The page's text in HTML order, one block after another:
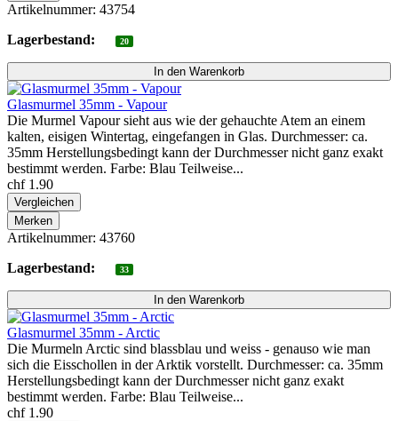
Artikelnummer: 43754
Lagerbestand:
20
Glasmurmel 35mm - Vapour
Die Murmel Vapour sieht aus wie der gehauchte Atem an einem
kalten, eisigen Wintertag, eingefangen in Glas. Durchmesser: ca.
35mm Herstellungsbedingt kann der Durchmesser nicht ganz exakt
bestimmt werden. Farbe: Blau Teilweise...
chf 1.90
Vergleichen
Merken
Artikelnummer: 43760
Lagerbestand:
33
Glasmurmel 35mm - Arctic
Die Murmeln Arctic sind blassblau und weiss - genauso wie man
sich die Eisschollen in der Arktik vorstellt. Durchmesser: ca. 35mm
Herstellungsbedingt kann der Durchmesser nicht ganz exakt
bestimmt werden. Farbe: Blau Teilweise...
chf 1.90